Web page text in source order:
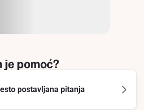
je pomoć?
postavljana pitanja